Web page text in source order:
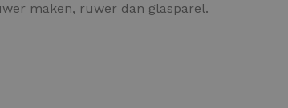
Toplaag transparant
maken, ruwer dan glasparel.